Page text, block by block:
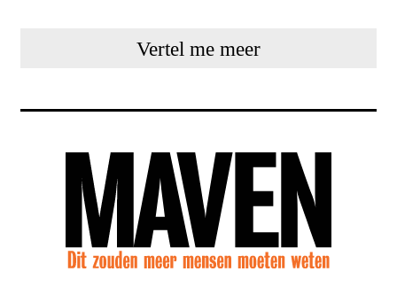
Vertel me meer